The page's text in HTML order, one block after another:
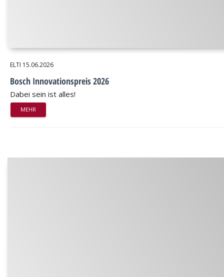
ELTI 15.06.2026
Bosch Innovationspreis 2026
Dabei sein ist alles!
MEHR